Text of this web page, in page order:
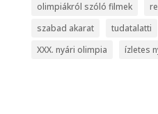
olimpiákról szóló filmek
szabad akarat
tudatalatti
XXX. nyári olimpia
ízletes